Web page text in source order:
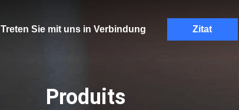
Treten Sie mit uns in Verbindung Zitat
Produits